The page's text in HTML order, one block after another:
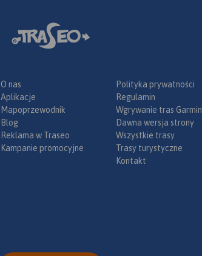
O nas
Aplikacje
Mapoprzewodnik
Blog
Reklama w Traseo
Kampanie promocyjne
Polityka prywatności
Regulamin
Wgrywanie tras Garmin
Dawna wersja strony
Wszystkie trasy
Trasy turystyczne
Kontakt